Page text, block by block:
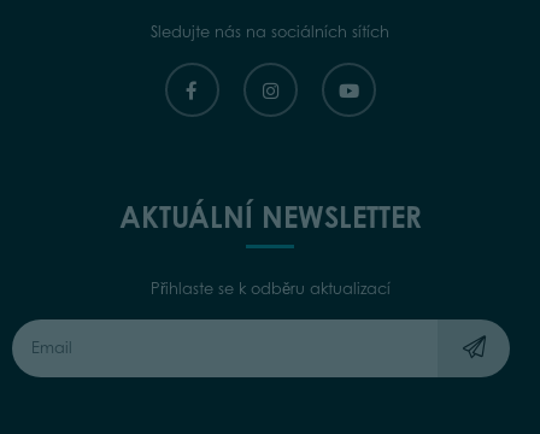
Sledujte nás na sociálních sítích
AKTUÁLNÍ NEWSLETTER
Přihlaste se k odběru aktualizací